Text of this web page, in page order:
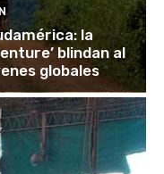
la
blindan al
globales